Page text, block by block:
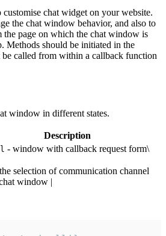
chat widget on your website.
the chat window behavior, and also to
the page on which the chat window is
Methods should be initiated in the
be called from within a callback function
window in different states.
Description
- window with callback request form\
selection of communication channel
window |